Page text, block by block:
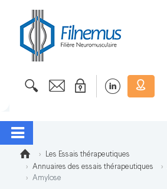
Les Essais thérapeutiques
Annuaires des essais thérapeutiques
Amylose